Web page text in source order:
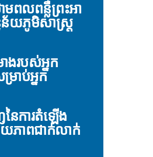
ពលពន្លឺព្រះអា
ន័យភូមិសាស្ត្រ
ងរបស់អ្នក
ាប់អ្នក
ៃការតំឡើង
យភាពជាក់លាក់